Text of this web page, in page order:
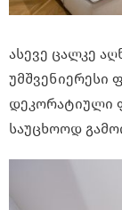
ასევე ცალკე
უმშვენიერესი
დეკორატიული
საუცხოოდ